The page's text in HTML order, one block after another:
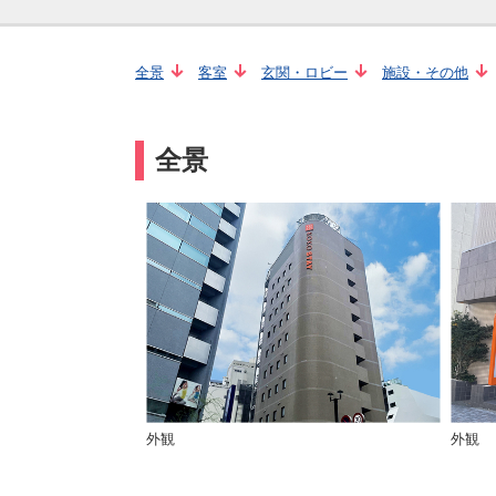
全景 客室 玄関・ロビー 施設・その他
全景
外観 外観